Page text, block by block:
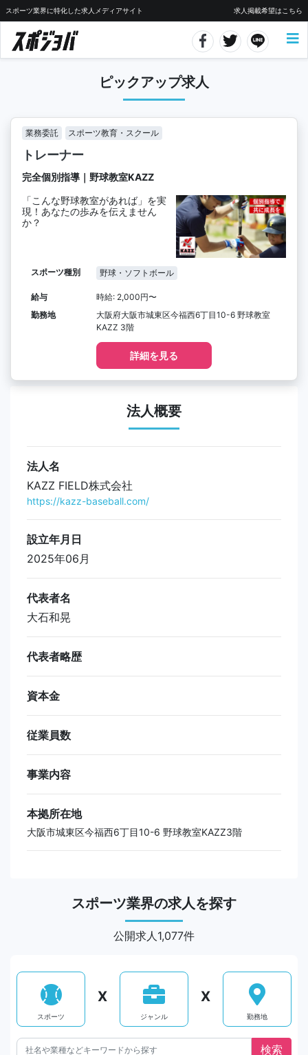
スポーツ業界に特化した求人メディアサイト 求人掲載希望はこちら
ピックアップ求人
業務委託 スポーツ教育・スクール
トレーナー
完全個別指導｜野球教室KAZZ
「こんな野球教室があれば」を実
現！あなたの歩みを伝えません
か？
スポーツ種別 野球・ソフトボール
給与
時給: 2,000円〜
勤務地
大阪府大阪市城東区今福西6丁目10-6 野球教室
KAZZ 3階
詳細を見る
法人概要
法人名
KAZZ FIELD株式会社
https://kazz-baseball.com/
設立年月日
2025年06月
代表者名
大石和晃
代表者略歴
資本金
従業員数
事業内容
本拠所在地
大阪市城東区今福西6丁目10-6 野球教室KAZZ3階
スポーツ業界の求人を探す
公開求人1,077件
スポーツ
X
ジャンル
X
勤務地